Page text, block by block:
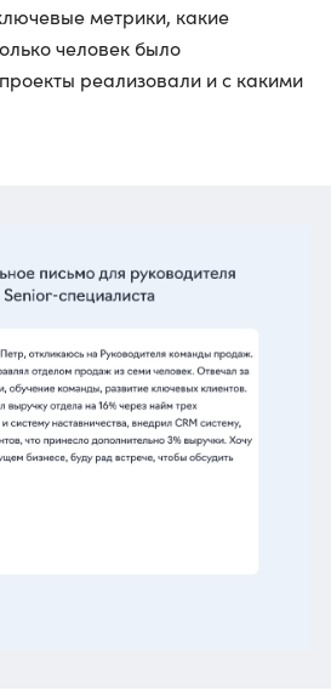
метрики, какие
человек было
реализовали и с какими